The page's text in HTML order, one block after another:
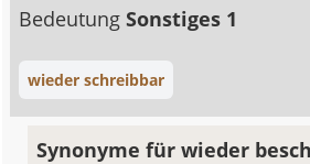
BedeutungSonstiges 1
wieder schreibbar
Synonyme für wieder